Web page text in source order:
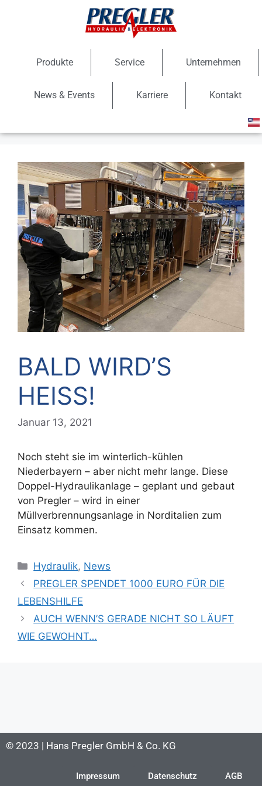
Produkte Service Unternehmen
News & Events Karriere Kontakt
BALD WIRD’S
HEISS!
Januar 13, 2021
Noch steht sie im winterlich-kühlen
Niederbayern – aber nicht mehr lange. Diese
Doppel-Hydraulikanlage – geplant und gebaut
von Pregler – wird in einer
Müllverbrennungsanlage in Norditalien zum
Einsatz kommen.
Hydraulik, News
PREGLER SPENDET 1000 EURO FÜR DIE
LEBENSHILFE
AUCH WENN’S GERADE NICHT SO LÄUFT
WIE GEWOHNT…
© 2023 | Hans Pregler GmbH & Co. KG
Impressum Datenschutz AGB